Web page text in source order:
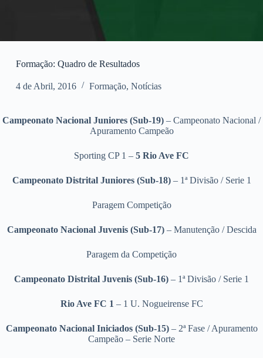
Formação: Quadro de Resultados
4 de Abril, 2016 Formação, Notícias
Campeonato Nacional Juniores (Sub-19) – Campeonato Nacional /
Apuramento Campeão
Sporting CP 1 – 5 Rio Ave FC
Campeonato Distrital Juniores (Sub-18)– 1ª Divisão / Serie 1
Paragem Competição
Campeonato Nacional Juvenis (Sub-17)– Manutenção / Descida
Paragem da Competição
Campeonato Distrital Juvenis (Sub-16) – 1ª Divisão / Serie 1
Rio Ave FC 1 – 1 U. Nogueirense FC
Campeonato Nacional Iniciados (Sub-15)– 2ª Fase / Apuramento
Campeão – Serie Norte